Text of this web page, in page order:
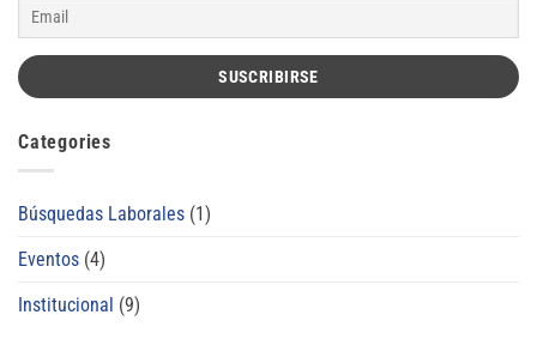
Categories
Búsquedas Laborales (1)
Eventos (4)
Institucional (9)